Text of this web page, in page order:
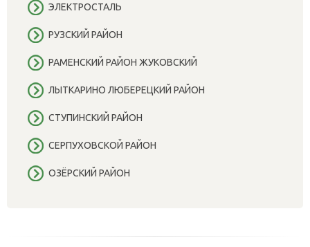
ЭЛЕКТРОСТАЛЬ
РУЗСКИЙ РАЙОН
РАМЕНСКИЙ РАЙОН ЖУКОВСКИЙ
ЛЫТКАРИНО ЛЮБЕРЕЦКИЙ РАЙОН
СТУПИНСКИЙ РАЙОН
СЕРПУХОВСКОЙ РАЙОН
ОЗЁРСКИЙ РАЙОН